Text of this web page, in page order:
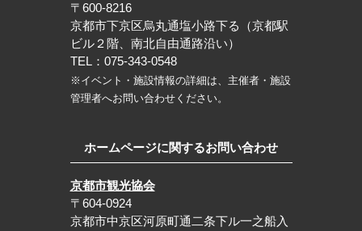
〒600-8216
京都市下京区烏丸通塩小路下る（京都駅
ビル２階、南北自由通路沿い）
TEL：075-343-0548
※イベント・施設情報の詳細は、主催者・施設
管理者へお問い合わせください。
ホームページに関するお問い合わせ
京都市観光協会
〒604-0924
京都市中京区河原町通二条下ル一之船入